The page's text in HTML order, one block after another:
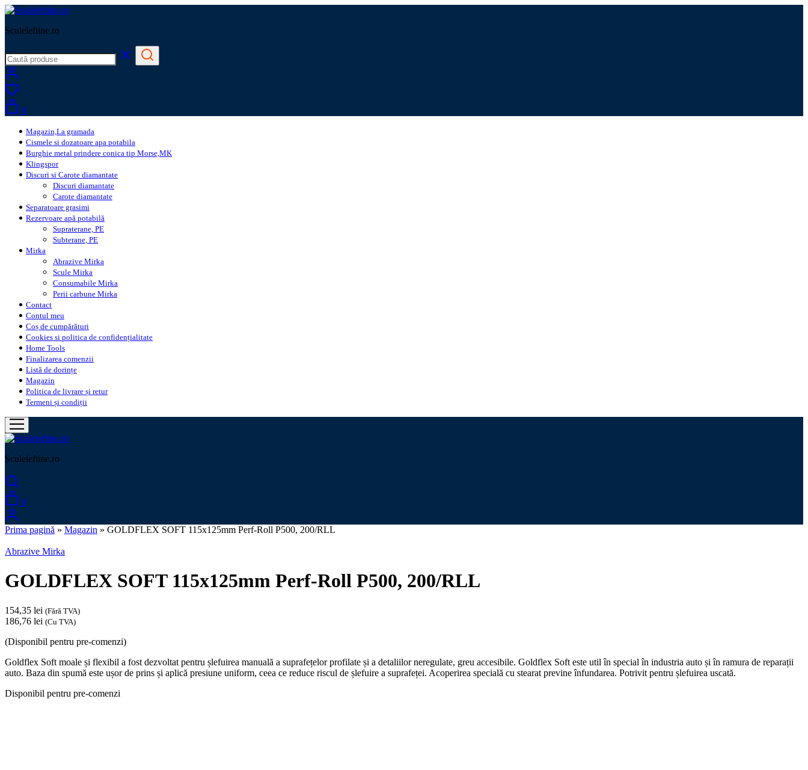
Sculeieftine.ro
0
Magazin,La gramada
Cismele si dozatoare apa potabila
Burghie metal prindere conica tip Morse,MK
Klingspor
Discuri si Carote diamantate
Discuri diamantate
Carote diamantate
Separatoare grasimi
Rezervoare apă potabilă
Supraterane, PE
Subterane, PE
Mirka
Abrazive Mirka
Scule Mirka
Consumabile Mirka
Perii carbune Mirka
Contact
Contul meu
Coș de cumpărături
Cookies si politica de confidențialitate
Home Tools
Finalizarea comenzii
Listă de dorințe
Magazin
Politica de livrare și retur
Termeni și condiții
Sculeieftine.ro
0
Prima pagină » Magazin » GOLDFLEX SOFT 115x125mm Perf-Roll P500, 200/RLL
Abrazive Mirka
GOLDFLEX SOFT 115x125mm Perf-Roll P500, 200/RLL
154,35 lei (Fără TVA)
186,76 lei (Cu TVA)
(Disponibil pentru pre-comenzi)
Goldflex Soft moale și flexibil a fost dezvoltat pentru șlefuirea manuală a suprafețelor profilate și a detaliilor neregulate, greu accesibile. Goldflex Soft este util în special în industria auto și în ramura de reparații
auto. Baza din spumă este ușor de prins și aplică presiune uniform, ceea ce reduce riscul de șlefuire a suprafeței. Acoperirea specială cu stearat previne înfundarea. Potrivit pentru șlefuirea uscată.
Disponibil pentru pre-comenzi